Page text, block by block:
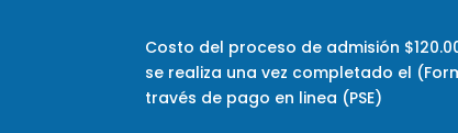
Costo del proceso de admisión
se realiza una vez completado el
través de pago en linea (PSE)